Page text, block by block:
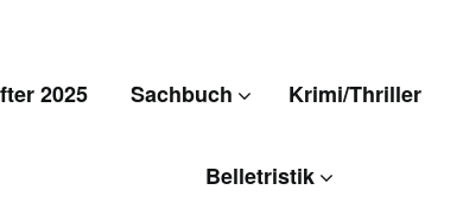
2025 Sachbuch Krimi/Thriller
Belletristik